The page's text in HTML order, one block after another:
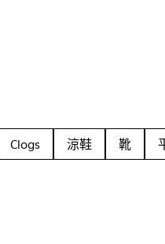
Clogs 涼鞋 靴